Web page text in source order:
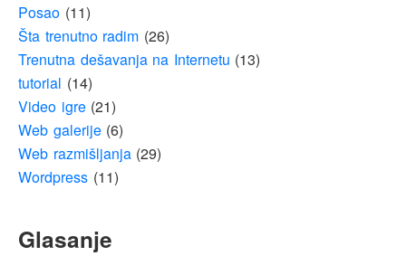
Posao (11)
Šta trenutno radim (26)
Trenutna dešavanja na Internetu (13)
tutorial (14)
Video igre(21)
Web galerije(6)
Web razmišljanja(29)
Wordpress (11)
Glasanje